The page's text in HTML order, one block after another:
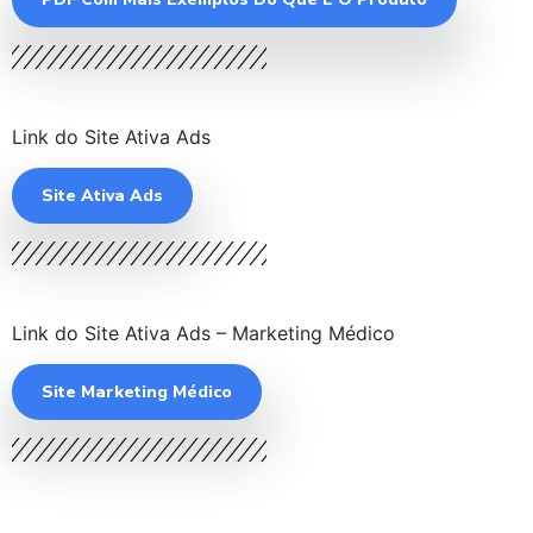
Link do Site Ativa Ads
Site Ativa Ads
Link do Site Ativa Ads – Marketing Médico
Site Marketing Médico